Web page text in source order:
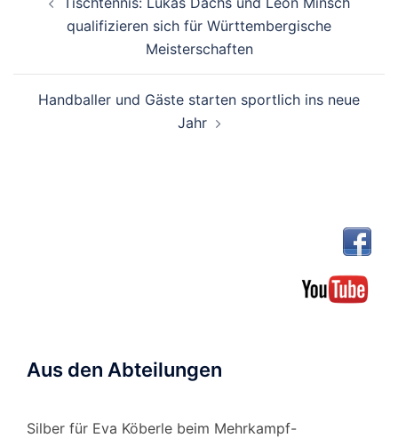
qualifizieren sich für Württembergische
Meisterschaften
Handballer und Gäste starten sportlich ins neue
Jahr
Aus den Abteilungen
Silber für Eva Köberle beim Mehrkampf-